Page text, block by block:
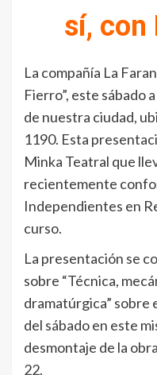
sí, con
La compañía La
Fierro”, este sábado
de nuestra ciudad,
1190. Esta
Minka Teatral que
recientemente
Independientes en
curso.
La presentación se
sobre “Técnica,
dramatúrgica” sobre
del sábado en este
desmontaje de la
22.